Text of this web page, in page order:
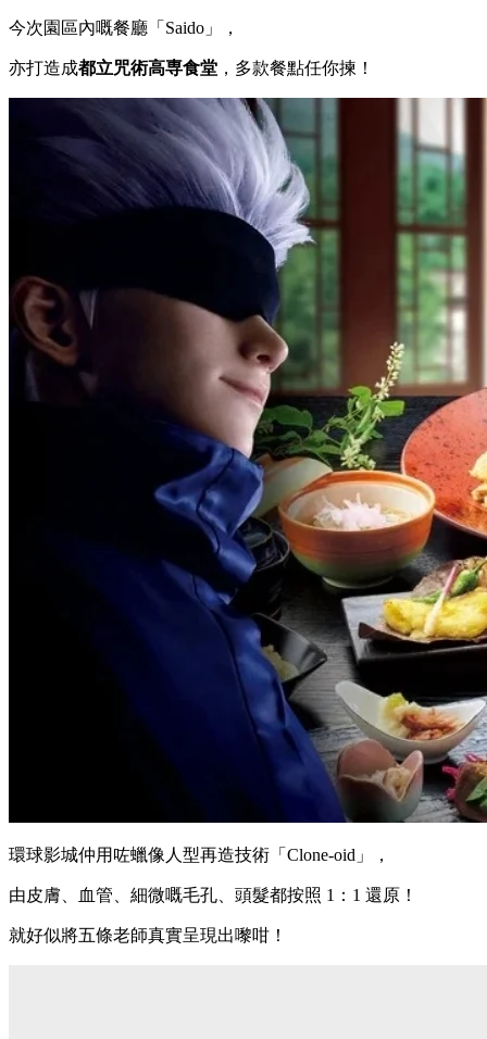
今次園區內嘅餐廳「Saido」，
亦打造成都立咒術高専食堂 ，多款餐點任你揀！
環球影城仲用咗蠟像人型再造技術「Clone-oid」，
由皮膚、血管、細微嘅毛孔、頭髮都按照 1：1 還原！
就好似將五條老師真實呈現出嚟咁！